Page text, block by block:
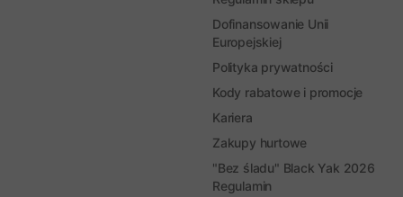
Dofinansowanie Unii
Europejskiej
Polityka prywatności
Kody rabatowe i promocje
Kariera
Zakupy hurtowe
"Bez śladu" Black Yak 2026
Regulamin